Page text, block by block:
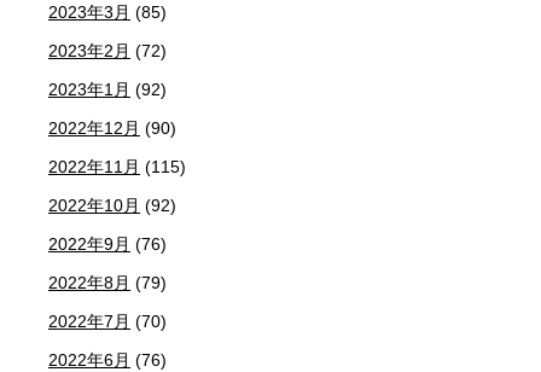
2023年3月 (85)
2023年2月 (72)
2023年1月 (92)
2022年12月 (90)
2022年11月 (115)
2022年10月 (92)
2022年9月 (76)
2022年8月 (79)
2022年7月 (70)
2022年6月 (76)